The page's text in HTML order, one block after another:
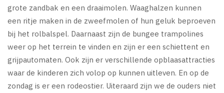
grote zandbak en een draaimolen. Waaghalzen kunnen
een ritje maken in de zweefmolen of hun geluk beproeven
bij het rolbalspel. Daarnaast zijn de bungee trampolines
weer op het terrein te vinden en zijn er een schiettent en
grijpautomaten. Ook zijn er verschillende opblaasattracties
waar de kinderen zich volop op kunnen uitleven. En op de
zondag is er een rodeostier. Uiteraard zijn we de ouders niet